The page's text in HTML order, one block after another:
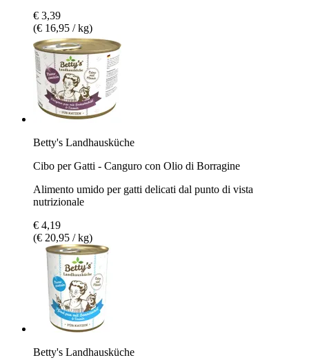
€ 3,39
(€ 16,95 / kg)
Betty's Landhausküche
Cibo per Gatti - Canguro con Olio di Borragine
Alimento umido per gatti delicati dal punto di vista
nutrizionale
€ 4,19
(€ 20,95 / kg)
Betty's Landhausküche